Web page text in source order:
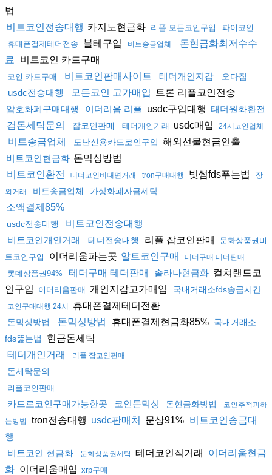
법
비트코인전송대행 카지노현금화 리플 모든코인구입
파이코인
휴대폰결제테더전송
블테구입 비트송금업체
돈현금화최저수수
료
비트코인 카드구매
코인 카드구매 비트코인판매사이트 테더개인지갑 오다집
usdc전송대행 모든코인 고가매입 트론 리플코인전송
암호화폐구매대행 이더리움 리플 usdc구입대행 태더원화환전
검돈세탁문의
잡코인판매 테더개인거래 usdc매입 24시코인업체
비트송금업체 도난신용카드코인구입 해외선물현금인출
비트코인현금화 돈믹싱방법
비트코인환전 테더코인비대면거래 tron구매대행 빗썸fds푸는법
장
외거래
비트송금업체 가상화폐자금세탁
소액결제85%
usdc전송대행
비트코인전송대행
비트코인개인거래
테더전송대행 리플 잡코인판매
문화상품권비
트코인구입
이더리움파는곳 알트코인구매 테더구매 테더판매
롯데상품권94% 테더구매 테더판매 솔라나현금화 컬쳐랜드코
인구입
이더리움판매 개인지갑고가매입 국내거래소fds송금시간
코인구매대행 24시 휴대폰결제테더전환
돈믹싱방법 돈믹싱방법 휴대폰결제현금화85% 국내거래소
fds뚫는법
현금돈세탁
테더개인거래 리플 잡코인판매
돈세탁문의
리플코인판매
카드로코인구매가능한곳 코인돈믹싱 돈현금화방법
코인추적피하
는방법
tron전송대행 usdc판매처 문상91% 비트코인송금대
행
비트코인 현금화
문화상품권세탁 테더코인직거래
이더리움현금
화 이더리움매입 xrp구매